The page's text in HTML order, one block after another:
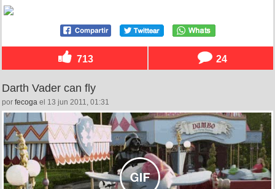
713 24
Darth Vader can fly
por fecoga el 13 jun 2011, 01:31